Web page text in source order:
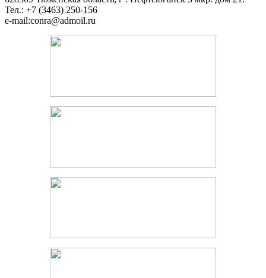
Тел.: +7 (3463) 250-156
e-mail:conra@admoil.ru